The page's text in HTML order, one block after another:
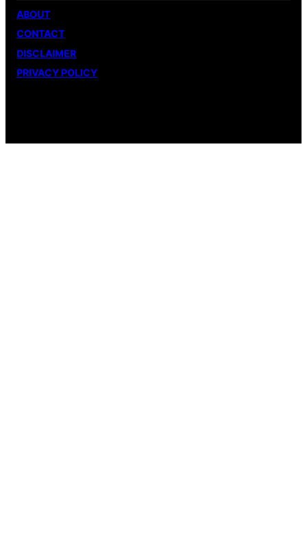
ABOUT
CONTACT
DISCLAIMER
PRIVACY POLICY